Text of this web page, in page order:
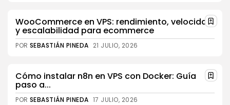
WooCommerce en VPS: rendimiento, velocidad
y escalabilidad para ecommerce
POR SEBASTIÁN PINEDA 21 JULIO, 2026
Cómo instalar n8n en VPS con Docker: Guía
paso a...
POR SEBASTIÁN PINEDA 17 JULIO, 2026